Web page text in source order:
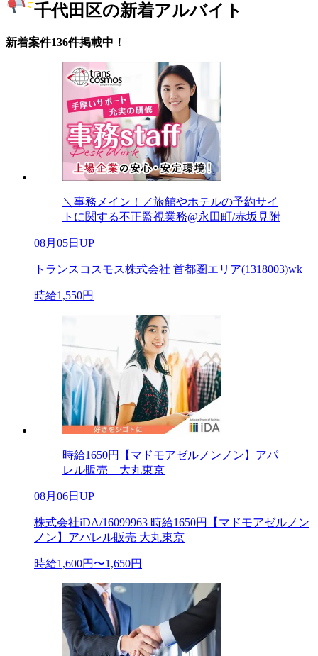
千代田区の新着アルバイト
新着案件136件掲載中！
＼事務メイン！／旅館やホテルの予約サイ
トに関する不正監視業務@永田町/赤坂見附
08月05日UP
トランスコスモス株式会社 首都圏エリア(1318003)wk
時給1,550円
時給1650円【マドモアゼルノンノン】アパ
レル販売 大丸東京
08月06日UP
株式会社iDA/16099963 時給1650円【マドモアゼルノン
ノン】アパレル販売 大丸東京
時給1,600円〜1,650円